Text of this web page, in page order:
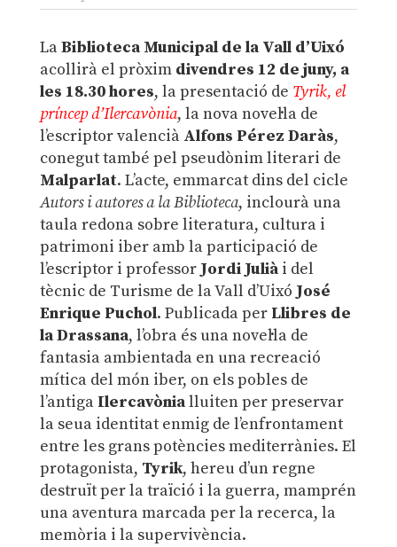
LaBiblioteca Municipal de la Vall d’Uixó
acollirà el pròxim divendres 12 de juny, a
les 18.30 hores, la presentació de Tyrik, el
príncep d’Ilercavònia, la nova novel·la de
l’escriptor valencià Alfons Pérez Daràs,
conegut també pel pseudònim literari de
Malparlat. L’acte, emmarcat dins del cicle
Autors i autores a la Biblioteca, inclourà una
taula redona sobre literatura, cultura i
patrimoni iber amb la participació de
l’escriptor i professorJordi Juliài del
tècnic de Turisme de la Vall d’Uixó José
Enrique Puchol. Publicada per Llibres de
la Drassana, l’obra és una novel·la de
fantasia ambientada en una recreació
mítica del món iber, on els pobles de
l’antiga Ilercavònialluiten per preservar
la seua identitat enmig de l’enfrontament
entre les grans potències mediterrànies. El
protagonista, Tyrik, hereu d’un regne
destruït per la traïció i la guerra, mamprén
una aventura marcada per la recerca, la
memòria i la supervivència.